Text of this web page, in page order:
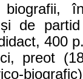
de
400
preot